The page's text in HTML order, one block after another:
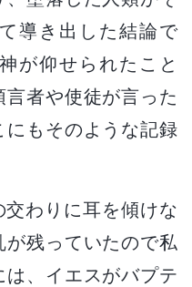
導き出した結論で
が仰せられたこと
者や使徒が言った
にもそのような記録
わりに耳を傾けな
残っていたので私
、イエスがバプテ